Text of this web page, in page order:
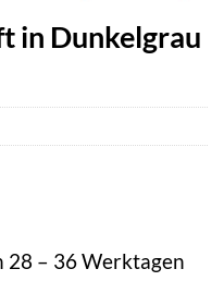
in Dunkelgrau
– 36 Werktagen